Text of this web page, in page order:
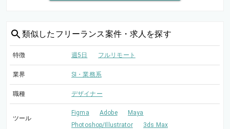
類似した フリーランス案件・求人を探す
特徴 週5日 フルリモート
業界 SI・業務系
職種 デザイナー
ツール
Figma Adobe
Maya
Photoshop/Illustrator
3ds Max